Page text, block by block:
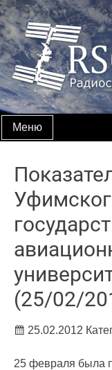
Skip
to
content
Меню
(25/02/
25.02.2012
25 февраля была